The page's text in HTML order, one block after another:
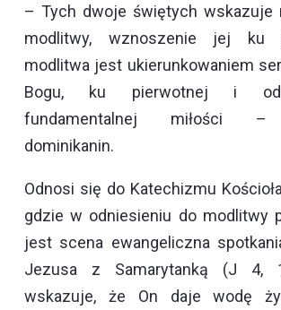
– Tych dwoje świętych wskazuje
modlitwy, wznoszenie jej ku
modlitwa jest ukierunkowaniem
Bogu, ku pierwotnej i
fundamentalnej miłości –
dominikanin.
Odnosi się do Katechizmu
gdzie w odniesieniu do modlitwy
jest scena ewangeliczna
Jezusa z Samarytanką (J 4,
wskazuje, że On daje wodę